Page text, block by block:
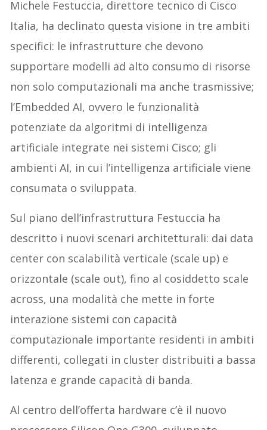
Michele Festuccia, direttore tecnico di Cisco
Italia, ha declinato questa visione in tre ambiti
specifici: le infrastrutture che devono
supportare modelli ad alto consumo di risorse
non solo computazionali ma anche trasmissive;
l’Embedded AI, ovvero le funzionalità
potenziate da algoritmi di intelligenza
artificiale integrate nei sistemi Cisco; gli
ambienti AI, in cui l’intelligenza artificiale viene
consumata o sviluppata.
Sul piano dell’infrastruttura Festuccia ha
descritto i nuovi scenari architetturali: dai data
center con scalabilità verticale (scale up) e
orizzontale (scale out), fino al cosiddetto scale
across, una modalità che mette in forte
interazione sistemi con capacità
computazionale importante residenti in ambiti
differenti, collegati in cluster distribuiti a bassa
latenza e grande capacità di banda.
Al centro dell’offerta hardware c’è il nuovo